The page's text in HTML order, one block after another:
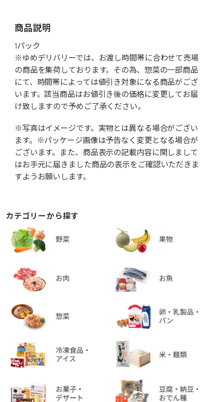
商品説明
1パック
※ゆめデリバリーでは、お渡し時間帯に合わせて売場
の商品を集荷しております。その為、惣菜の一部商品
にて、時間帯によっては値引き対象になる商品がござ
います。該当商品はお値引き後の価格に変更してお届
け致しますので予めご了承ください。
※写真はイメージです。実物とは異なる場合がござい
ます。※パッケージ画像は予告なく変更となる場合が
ございます。また、商品表示の記載内容に関しまして
はお手元に届きました商品の表示をご確認いただきま
すようお願いします。
カテゴリーから探す